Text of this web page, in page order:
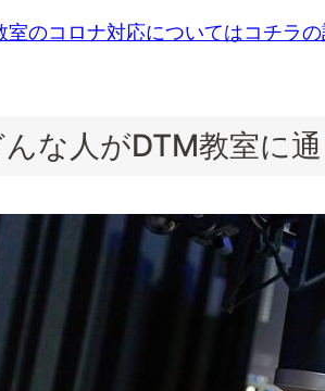
室のコロナ対応についてはコチラ
んな人がDTM教室に